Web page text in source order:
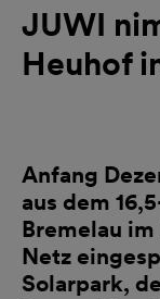
JUWI
Heuhof
Anfang
aus dem
Bremelau
Netz
Solarpark,